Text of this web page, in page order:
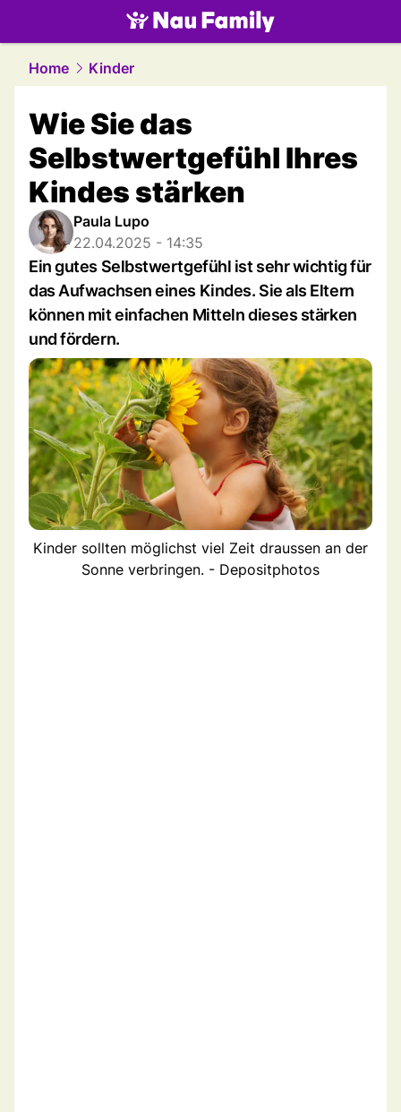
family.NAU.ch
Home Kinder
Wie Sie das
Selbstwertgefühl Ihres
Kindes stärken
Paula Lupo
22.04.2025 - 14:35
Ein gutes Selbstwertgefühl ist sehr wichtig für
das Aufwachsen eines Kindes. Sie als Eltern
können mit einfachen Mitteln dieses stärken
und fördern.
Kinder sollten möglichst viel Zeit draussen an der
Sonne verbringen. - Depositphotos